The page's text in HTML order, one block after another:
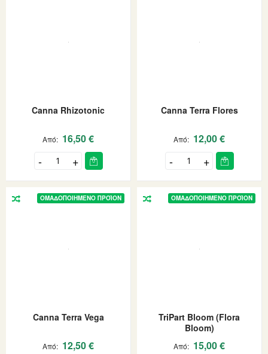
Canna Rhizotonic
Από 16,50 €
Canna Terra Flores
Από 12,00 €
ΟΜΑΔΟΠΟΙΗΜΈΝΟ ΠΡΟΪΌΝ
Canna Terra Vega
Από 12,50 €
ΟΜΑΔΟΠΟΙΗΜΈΝΟ ΠΡΟΪΌΝ
TriPart Bloom (Flora
Bloom)
Από 15,00 €